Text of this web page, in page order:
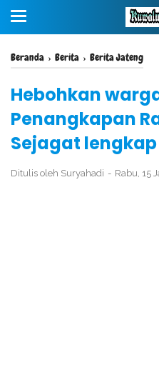
Beranda › Berita › Berita Jateng
Hebohkan
Penangkapan
Sejagat lengkap
Ditulis oleh Suryahadi Rabu, 15